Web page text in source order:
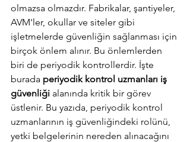
olmazsa olmazdır. Fabrikalar, şantiyeler,
AVM'ler, okullar ve siteler gibi
işletmelerde güvenliğin sağlanması için
birçok önlem alınır. Bu önlemlerden
biri de periyodik kontrollerdir. İşte
burada periyodik kontrol uzmanları iş
güvenliği alanında kritik bir görev
üstlenir. Bu yazıda, periyodik kontrol
uzmanlarının iş güvenliğindeki rolünü,
yetki belgelerinin nereden alınacağını